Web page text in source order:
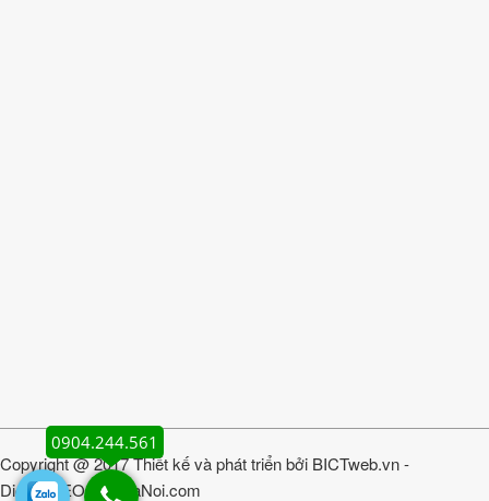
Copyright @ 2017 Thiết kế và phát triển bởi BICTweb.vn-
DichvuSEOgiareHaNoi.com
0904.244.561